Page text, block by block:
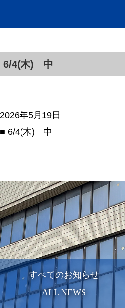
6/4(木) 中
2026年5月19日
■ 6/4(木) 中
すべてのお知らせ
ALL NEWS